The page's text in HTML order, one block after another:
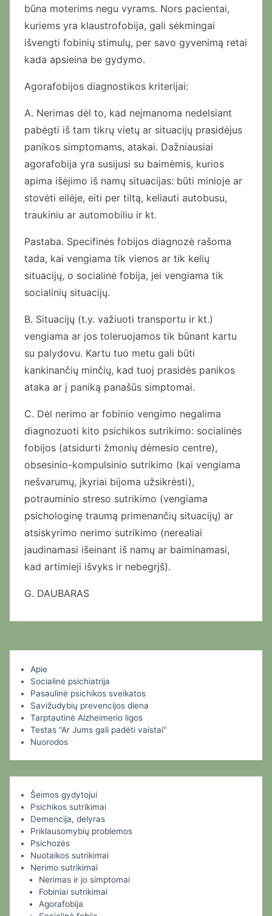
būna moterims negu vyrams. Nors pacientai,
kuriems yra klaustrofobija, gali sėkmingai
išvengti fobinių stimulų, per savo gyvenimą retai
kada apsieina be gydymo.
Agorafobijos diagnostikos kriterijai:
A. Nerimas dėl to, kad neįmanoma nedelsiant
pabėgti iš tam tikrų vietų ar situacijų prasidėjus
panikos simptomams, atakai. Dažniausiai
agorafobija yra susijusi su baimėmis, kurios
apima išėjimo iš namų situacijas: būti minioje ar
stovėti eilėje, eiti per tiltą, keliauti autobusu,
traukiniu ar automobiliu ir kt.
Pastaba. Specifinės fobijos diagnozė rašoma
tada, kai vengiama tik vienos ar tik kelių
situacijų, o socialinė fobija, jei vengiama tik
socialinių situacijų.
B. Situacijų (t.y. važiuoti transportu ir kt.)
vengiama ar jos toleruojamos tik būnant kartu
su palydovu. Kartu tuo metu gali būti
kankinančių minčių, kad tuoj prasidės panikos
ataka ar į paniką panašūs simptomai.
C. Dėl nerimo ar fobinio vengimo negalima
diagnozuoti kito psichikos sutrikimo: socialinės
fobijos (atsidurti žmonių dėmesio centre),
obsesinio-kompulsinio sutrikimo (kai vengiama
nešvarumų, įkyriai bijoma užsikrėsti),
potrauminio streso sutrikimo (vengiama
psichologinę traumą primenančių situacijų) ar
atsiskyrimo nerimo sutrikimo (nerealiai
jaudinamasi išeinant iš namų ar baiminamasi,
kad artimieji išvyks ir nebegrįš).
G. DAUBARAS
Apie
Socialinė psichiatrija
Pasaulinė psichikos sveikatos
Savižudybių prevencijos diena
Tarptautinė Alzheimerio ligos
Testas "Ar Jums gali padėti vaistai"
Nuorodos
Šeimos gydytojui
Psichikos sutrikimai
Demencija, delyras
Priklausomybių problemos
Psichozės
Nuotaikos sutrikimai
Nerimo sutrikimai
Nerimas ir jo simptomai
Fobiniai sutrikimai
Agorafobija